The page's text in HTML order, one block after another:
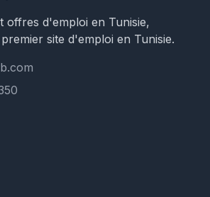
offres d'emploi en Tunisie,
site d'emploi en Tunisie.